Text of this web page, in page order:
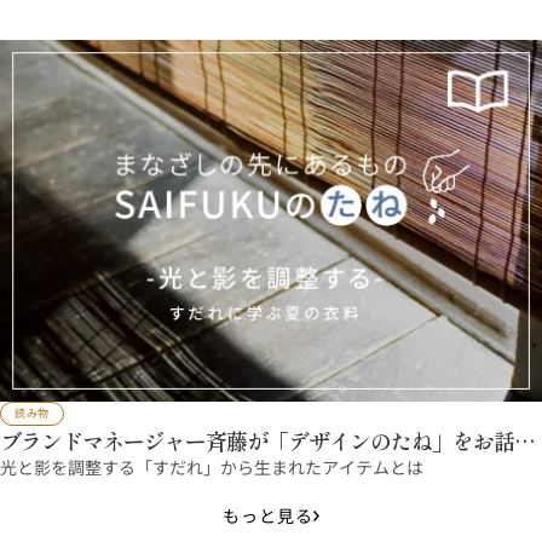
読み物
ブランドマネージャー斉藤が「デザインのたね」をお話し
ます
光と影を調整する「すだれ」から生まれたアイテムとは
もっと見る